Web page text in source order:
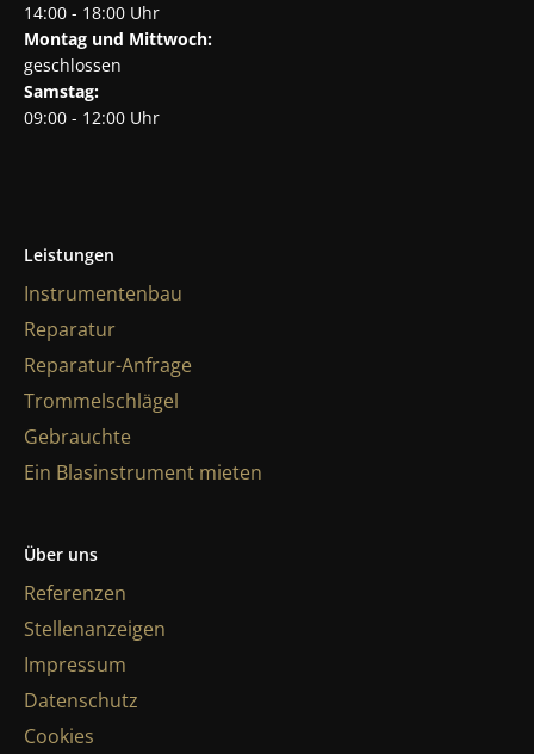
14:00 - 18:00 Uhr
Montag und Mittwoch:
geschlossen
Samstag:
09:00 - 12:00 Uhr
Leistungen
Instrumentenbau
Reparatur
Reparatur-Anfrage
Trommelschlägel
Gebrauchte
Ein Blasinstrument mieten
Über uns
Referenzen
Stellenanzeigen
Impressum
Datenschutz
Cookies